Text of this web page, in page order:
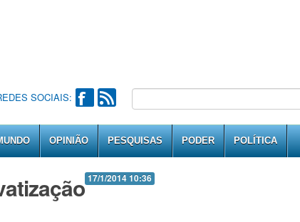
SOCIAIS:
OPINIÃO PESQUISAS PODER POLÍTICA
17/1/2014 10:36